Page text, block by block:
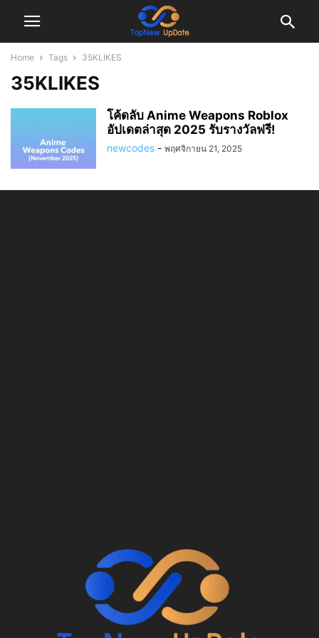
Home Tags 35KLIKES
35KLIKES
โค้ดลับ Anime Weapons Roblox
อัปเดตล่าสุด 2025 รับรางวัลฟรี!
newcodes - พฤศจิกายน 21, 2025